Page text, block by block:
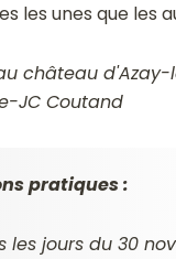
les unes que les
château
JC Coutand
pratiques :
les jours du 30